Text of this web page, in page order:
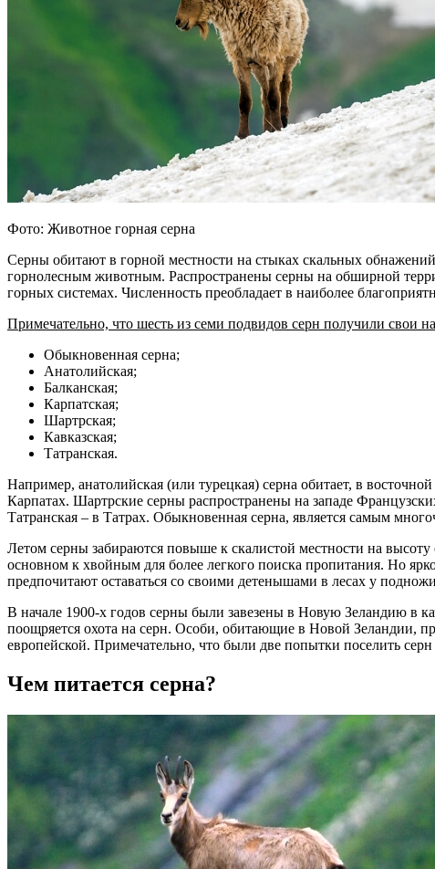
Фото: Животное горная серна
Серны обитают в горной местности на стыках скальных
горнолесным животным. Распространены серны на обширной
горных системах. Численность преобладает в наиболее
Примечательно, что шесть из семи подвидов серн получили свои
Обыкновенная серна;
Анатолийская;
Балканская;
Карпатская;
Шартрская;
Кавказская;
Татранская.
Например, анатолийская (или турецкая) серна обитает, в
Карпатах. Шартрские серны распространены на западе
Татранская – в Татрах. Обыкновенная серна, является самым
Летом серны забираются повыше к скалистой местности на
основном к хвойным для более легкого поиска пропитания. Но
предпочитают оставаться со своими детенышами в лесах у
В начале 1900-х годов серны были завезены в Новую Зеландию в
поощряется охота на серн. Особи, обитающие в Новой Зеландии,
европейской. Примечательно, что были две попытки поселить
Чем питается серна?